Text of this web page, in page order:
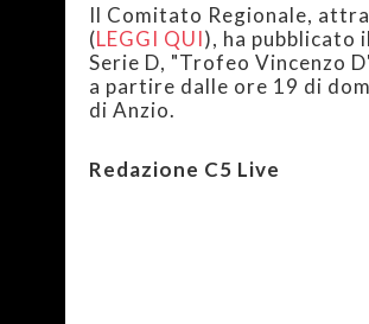
Il Comitato Regionale,
(LEGGI QUI), ha pubblicato
Serie D, "Trofeo Vincenzo
a partire dalle ore 19 di
di Anzio.
Redazione C5 Live